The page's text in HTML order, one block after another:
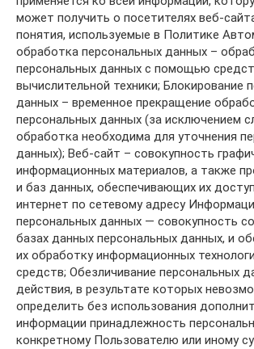
может получить о посетителях веб-
понятия, используемые в Политике
обработка персональных данных –
персональных данных с помощью
вычислительной техники; Блокирование
данных – временное прекращение
персональных данных (за исключением
обработка необходима для уточнения
данных); Веб-сайт – совокупность
информационных материалов, а также
и баз данных, обеспечивающих их
интернет по сетевому адресу
персональных данных — совокупность
базах данных персональных данных, и
их обработку информационных
средств; Обезличивание персональных
действия, в результате которых
определить без использования
информации принадлежность
конкретному Пользователю или иному